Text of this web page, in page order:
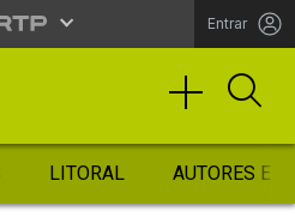
Entrar
LITORAL AUTORES